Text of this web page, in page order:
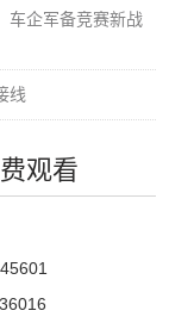
企军备竞赛新战
线
观看